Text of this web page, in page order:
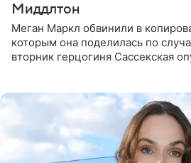
Миддлтон
Меган Маркл обвинили в
которым она поделилась по
вторник герцогиня Сассекская